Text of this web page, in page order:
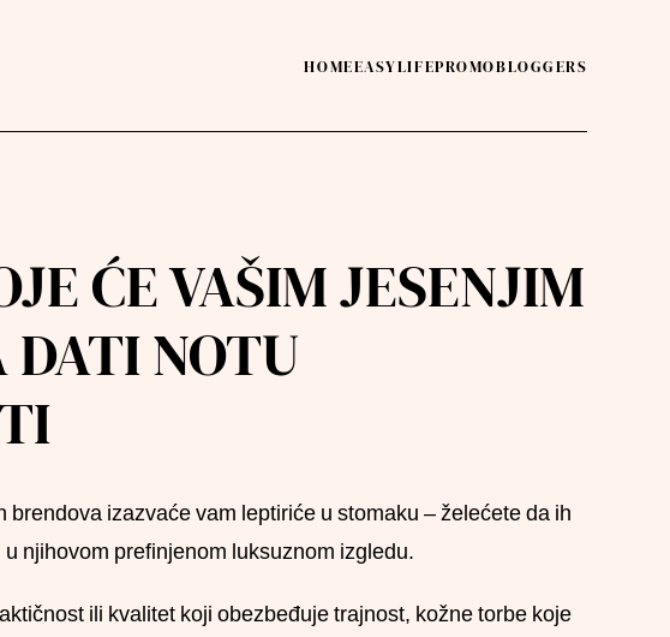
HOMEEASYLIFEPROMOBLOGGERS
ĆE VAŠIM JESENJIM
NOTU
izazvaće vam leptiriće u stomaku – želećete da ih
njihovom prefinjenom luksuznom izgledu.
ili kvalitet koji obezbeđuje trajnost, kožne torbe koje